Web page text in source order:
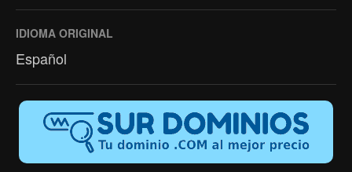
IDIOMA ORIGINAL
Español